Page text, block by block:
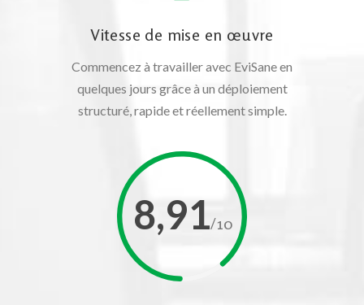
Vitesse de mise en œuvre
Commencez à travailler avec EviSane en
quelques jours grâce à un déploiement
structuré, rapide et réellement simple.
8,91/10